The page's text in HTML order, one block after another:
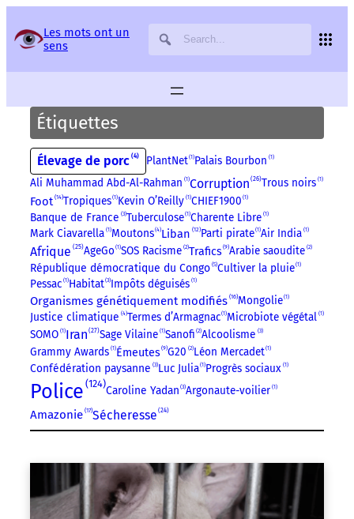
Les mots ont un
sens
Étiquettes
Élevage de porc 4 PlantNet 1 Palais Bourbon 1
Ali Muhammad Abd-Al-Rahman 1 Corruption 26 Trous noirs 1
Foot 14 Tropiques 1 Kevin O’Reilly 1 CHIEF1900 1
Banque de France 3 Tuberculose 1 Charente Libre 1
Mark Ciavarella 1 Moutons 4 Liban 12 Parti pirate 1 Air India 1
Afrique 25 AgeGo 1 SOS Racisme 2 Trafics 9 Arabie saoudite 2
République démocratique du Congo 5 Cultiver la pluie 1
Pessac 1 Habitat 3 Impôts déguisés 1
Organismes génétiquement modifiés 16 Mongolie 1
Justice climatique 4 Termes d’Armagnac 1 Microbiote végétal 1
SOMO 1 Iran 27 Sage Vilaine 1 Sanofi 2 Alcoolisme 3
Grammy Awards 1 Émeutes 9 G20 2 Léon Mercadet 1
Confédération paysanne 3 Luc Julia 1 Progrès sociaux 1
Police 124
Caroline Yadan 3 Argonaute-voilier 1
Amazonie 17 Sécheresse 24
Panneau de gestion des services